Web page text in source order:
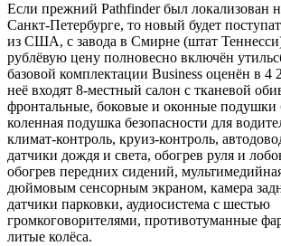
Если прежний Pathfinder был локализован
Санкт-Петербурге, то новый будет
из США, с завода в Смирне (штат
рублёвую цену полновесно включён
базовой комплектации Business оценён в 4
неё входят 8-местный салон с тканевой
фронтальные, боковые и оконные подушки
коленная подушка безопасности для
климат-контроль, круиз-контроль,
датчики дождя и света, обогрев руля и
обогрев передних сидений,
дюймовым сенсорным экраном, камера
датчики парковки, аудиосистема с шестью
громкоговорителями, противотуманные
литые колёса.